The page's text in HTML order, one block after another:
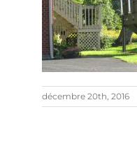
décembre 20th, 2016